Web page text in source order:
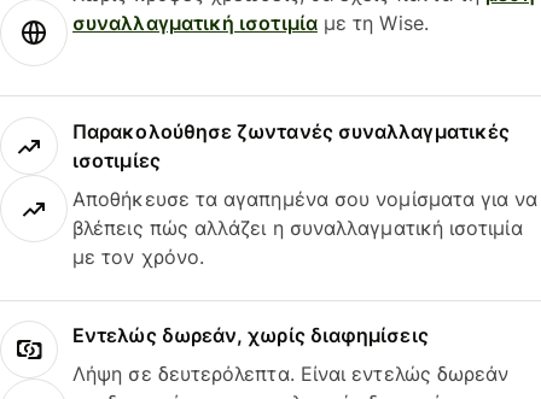
συναλλαγματική ισοτιμίαμε τη Wise.
Παρακολούθησε ζωντανές συναλλαγματικές
ισοτιμίες
Αποθήκευσε τα αγαπημένα σου νομίσματα για να
βλέπεις πώς αλλάζει η συναλλαγματική ισοτιμία
με τον χρόνο.
Εντελώς δωρεάν, χωρίς διαφημίσεις
Λήψη σε δευτερόλεπτα. Είναι εντελώς δωρεάν